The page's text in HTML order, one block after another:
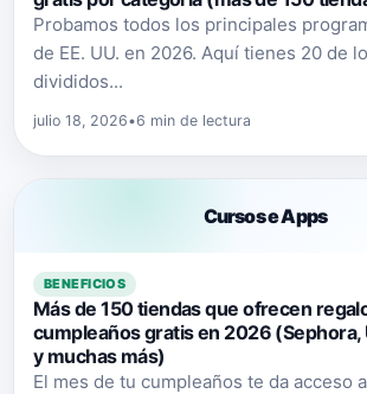
Probamos todos los principales
de EE. UU. en 2026. Aquí tienes 20 de
divididos...
julio 18, 2026•6 min de lectura
Cursos e Apps
BENEFICIOS
Más de 150 tiendas que ofrecen
cumpleaños gratis en 2026 (Sephora,
y muchas más)
El mes de tu cumpleaños te da acceso